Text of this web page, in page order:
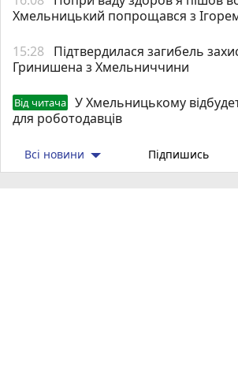
Хмельницький попрощався з
15:28
Підтвердилася загибель
Гринишена з Хмельниччини
Від читача
У Хмельницькому
для роботодавців
Всі новини Підпишись